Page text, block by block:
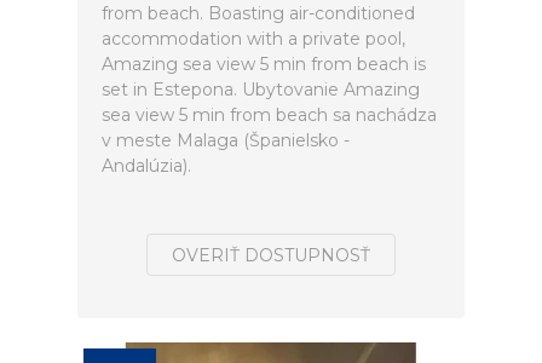
from beach. Boasting air-conditioned
accommodation with a private pool,
Amazing sea view 5 min from beach is
set in Estepona. Ubytovanie Amazing
sea view 5 min from beach sa nachádza
v meste Malaga (Španielsko -
Andalúzia).
OVERIŤ DOSTUPNOSŤ